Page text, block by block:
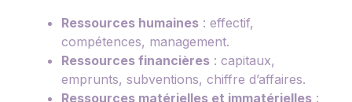
Ressources humaines : effectif,
compétences, management.
Ressources financières : capitaux,
emprunts, subventions, chiffre d’affaires.
Ressources matérielles et immatérielles :